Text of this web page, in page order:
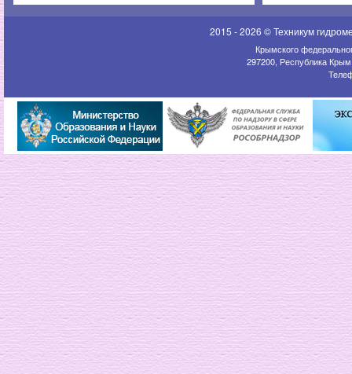
2015 - 2026 © Техникум
Крымского
297200, Республика